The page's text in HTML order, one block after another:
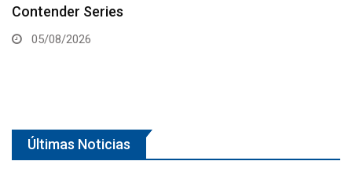
Contender Series
05/08/2026
Últimas Noticias